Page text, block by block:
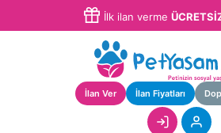
İlk ilan verme
İlan Ver İlan Fiyatları